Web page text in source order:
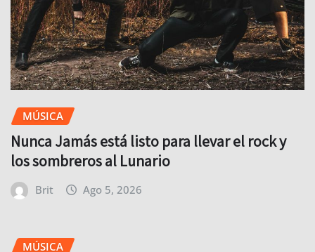
MÚSICA
Nunca Jamás está listo para llevar el rock y
los sombreros al Lunario
Brit Ago 5, 2026
MÚSICA